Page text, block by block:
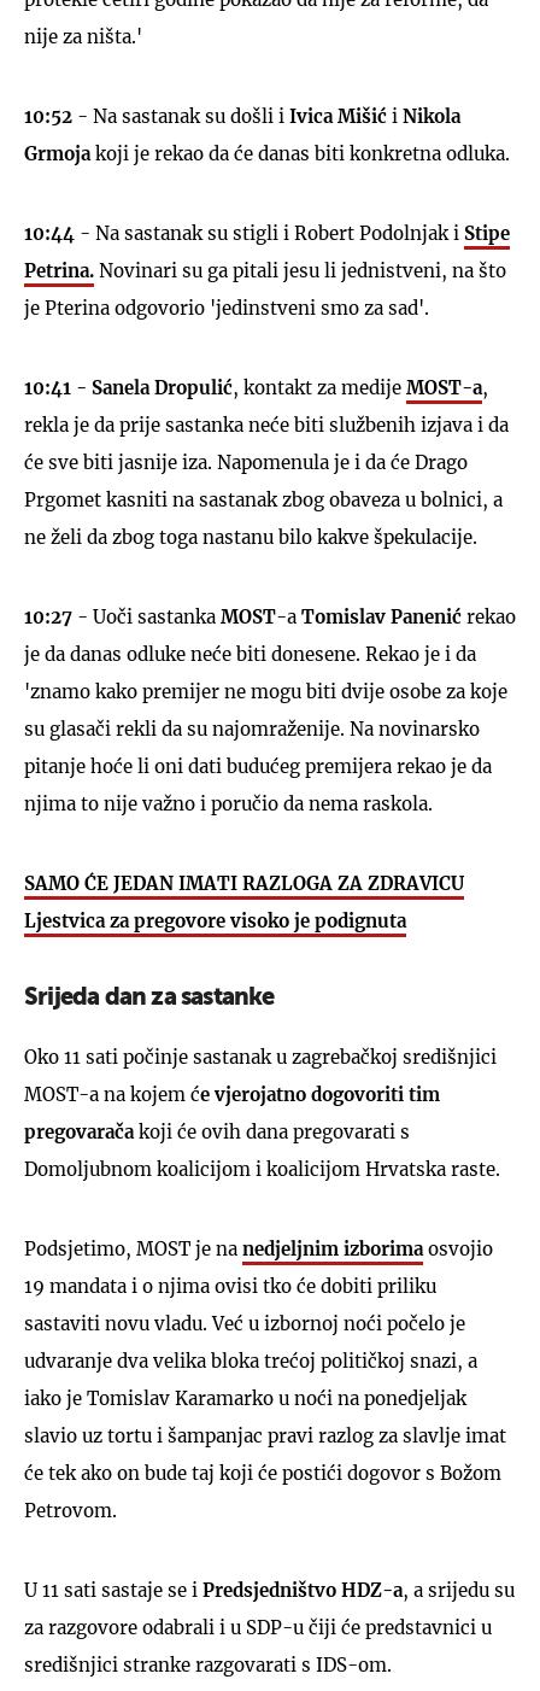
nije za ništa.'
10:52 - Na sastanak su došli i Ivica Mišić i Nikola
Grmoja koji je rekao da će danas biti konkretna odluka.
10:44 - Na sastanak su stigli i Robert Podolnjak i Stipe
Petrina. Novinari su ga pitali jesu li jednistveni, na što
je Pterina odgovorio 'jedinstveni smo za sad'.
10:41 - Sanela Dropulić, kontakt za medije MOST-a,
rekla je da prije sastanka neće biti službenih izjava i da
će sve biti jasnije iza. Napomenula je i da će Drago
Prgomet kasniti na sastanak zbog obaveza u bolnici, a
ne želi da zbog toga nastanu bilo kakve špekulacije.
10:27 - Uoči sastanka MOST-a Tomislav Panenić rekao
je da danas odluke neće biti donesene. Rekao je i da
'znamo kako premijer ne mogu biti dvije osobe za koje
su glasači rekli da su najomraženije. Na novinarsko
pitanje hoće li oni dati budućeg premijera rekao je da
njima to nije važno i poručio da nema raskola.
SAMO ĆE JEDAN IMATI RAZLOGA ZA ZDRAVICU
Ljestvica za pregovore visoko je podignuta
Srijeda dan za sastanke
Oko 11 sati počinje sastanak u zagrebačkoj središnjici
MOST-a na kojem će vjerojatno dogovoriti tim
pregovarača koji će ovih dana pregovarati s
Domoljubnom koalicijom i koalicijom Hrvatska raste.
Podsjetimo, MOST je na nedjeljnim izborima osvojio
19 mandata i o njima ovisi tko će dobiti priliku
sastaviti novu vladu. Već u izbornoj noći počelo je
udvaranje dva velika bloka trećoj političkoj snazi, a
iako je Tomislav Karamarko u noći na ponedjeljak
slavio uz tortu i šampanjac pravi razlog za slavlje imat
će tek ako on bude taj koji će postići dogovor s Božom
Petrovom.
U 11 sati sastaje se i Predsjedništvo HDZ-a, a srijedu su
za razgovore odabrali i u SDP-u čiji će predstavnici u
središnjici stranke razgovarati s IDS-om.
UKLJUČITE NOTIFIKACIJE